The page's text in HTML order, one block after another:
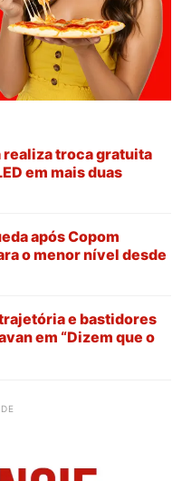
realiza troca gratuita
em mais duas
após Copom
o menor nível desde
e bastidores
em “Dizem que o